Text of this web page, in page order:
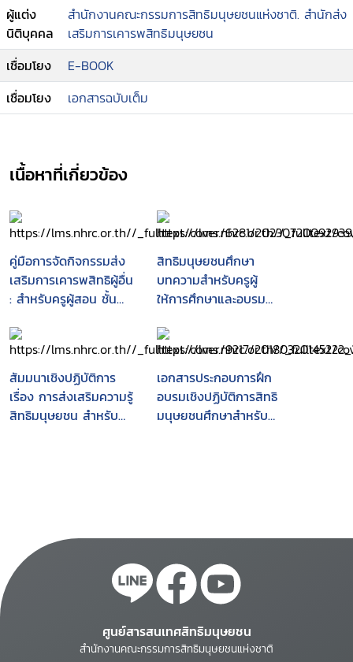
มนุษยชน.
ผู้แต่ง
นิติบุคคล
สำนักงานคณะกรรมการสิทธิมนุษยชนแห่งชาติ. สำนักส่ง
เสริมการเคารพสิทธิมนุษยชน
เชื่อมโยง
E-BOOK
เชื่อมโยง
เอกสารฉบับเต็ม
เนื้อหาที่เกี่ยวข้อง
คู่มือการจัดกิจกรรมส่ง
เสริมการเคารพสิทธิผู้อื่น
: สำหรับครูผู้สอน ชั้น
สิทธิมนุษยชนศึกษา
บทความสำหรับครูผู้
ให้การศึกษาและอบรม
สัมมนาเชิงปฏิบัติการ
เรื่อง การส่งเสริมความรู้
สิทธิมนุษยชน สำหรับ
เอกสารประกอบการฝึก
อบรมเชิงปฏิบัติการสิทธิ
มนุษยชนศึกษาสำหรับ
ศูนย์สารสนเทศสิทธิมนุษยชน
สำนักงานคณะกรรมการสิทธิมนุษยชนแห่งชาติ